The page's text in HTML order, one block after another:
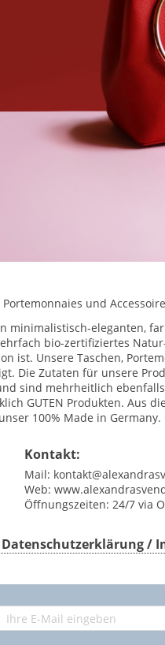
Portemonnaies und
minimalistisch-eleganten,
bio-zertifiziertes
ist. Unsere Taschen,
Die Zutaten für unsere
sind mehrheitlich
GUTEN Produkten. Aus
100% Made in Germany.
Kontakt:
Mail:
Web:
Öffnungszeiten: 24/7 via
/